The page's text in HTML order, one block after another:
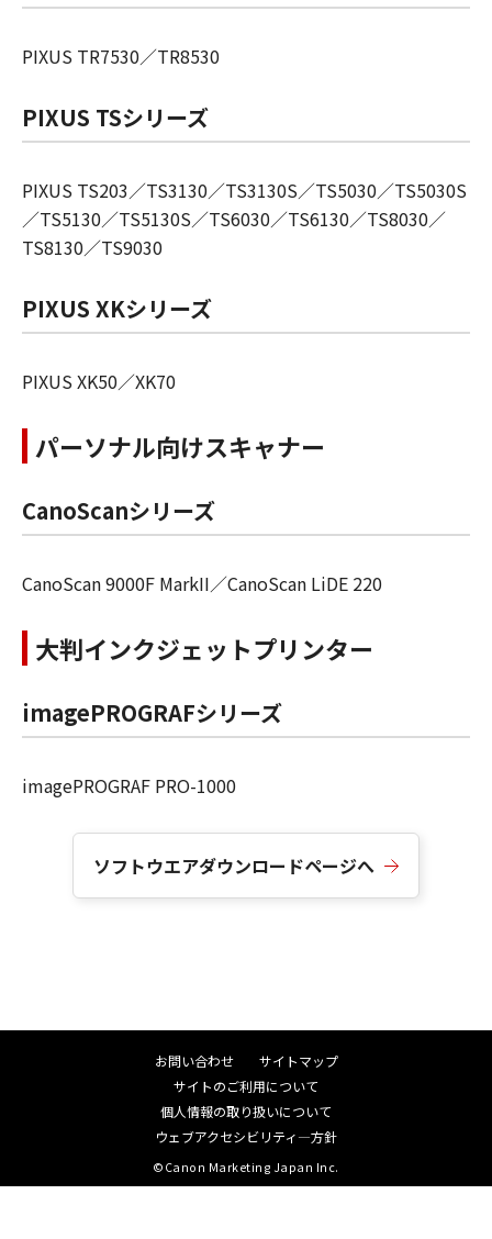
PIXUS TR7530／TR8530
PIXUS TSシリーズ
PIXUS TS203／TS3130／TS3130S／TS5030／TS5030S
／TS5130／TS5130S／TS6030／TS6130／TS8030／
TS8130／TS9030
PIXUS XKシリーズ
PIXUS XK50／XK70
パーソナル向けスキャナー
CanoScanシリーズ
CanoScan 9000F MarkII／CanoScan LiDE 220
大判インクジェットプリンター
imagePROGRAFシリーズ
imagePROGRAF PRO-1000
ソフトウエアダウンロードページへ
お問い合わせ
サイトマップ
サイトのご利用について
個人情報の取り扱いについて
ウェブアクセシビリティ―方針
©Canon Marketing Japan Inc.